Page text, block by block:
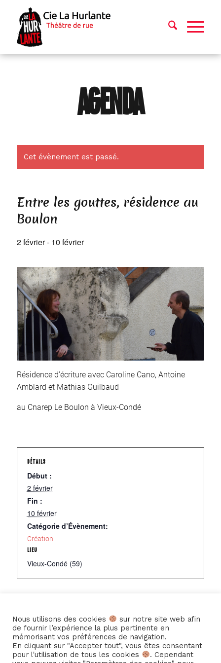
AGENDA
Cet évènement est passé.
Entre les gouttes, résidence au
Boulon
2 février- 10 février
Résidence d’écriture avec Caroline Cano, Antoine
Amblard et Mathias Guilbaud
au Cnarep Le Boulon à Vieux-Condé
DÉTAILS
Début :
2 février
Fin :
10 février
Catégorie d’Évènement:
Création
LIEU
Vieux-Condé (59)
Nous utilisons des cookies
sur notre site web afin
de fournir l’expérience la plus pertinente en
mémorisant vos préférences de navigation.
En cliquant sur "Accepter tout", vous êtes consentant
pour l'utilisation de tous les cookies
. Cependant